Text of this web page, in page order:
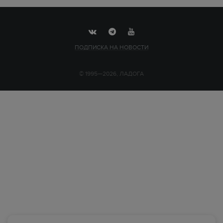
ПОДПИСКА НА НОВОСТИ
© 1995—2026, ЛАДОГА